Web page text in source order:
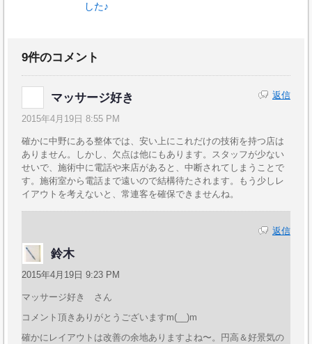
した♪
9件のコメント
マッサージ好き
2015年4月19日 8:55 PM
確かに中野にある整体では、安い上にこれだけの技術を持つ店は
ありません。しかし、欠点は他にもあります。スタッフが少ない
せいで、施術中に電話や来店があると、中断されてしまうことで
す。施術室から電話まで遠いので結構待たされます。もう少しレ
イアウトを考えないと、常連客を確保できませんね。
返信
鈴木
2015年4月19日 9:23 PM
マッサージ好き さん
コメント頂きありがとうございますm(__)m
確かにレイアウトは改善の余地ありますよね〜。円高＆好景気の
返信